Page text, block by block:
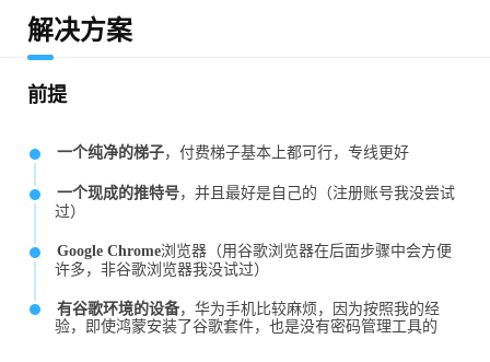
解决方案
前提
一个纯净的梯子，付费梯子基本上都可行，专线更好
一个现成的推特号，并且最好是自己的（注册账号我没尝试
过）
Google Chrome浏览器（用谷歌浏览器在后面步骤中会方便
许多，非谷歌浏览器我没试过）
有谷歌环境的设备，华为手机比较麻烦，因为按照我的经
验，即使鸿蒙安装了谷歌套件，也是没有密码管理工具的